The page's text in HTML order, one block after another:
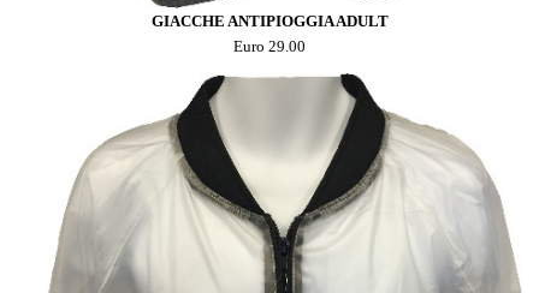
GIACCHE ANTIPIOGGIA ADULT
Euro 29.00